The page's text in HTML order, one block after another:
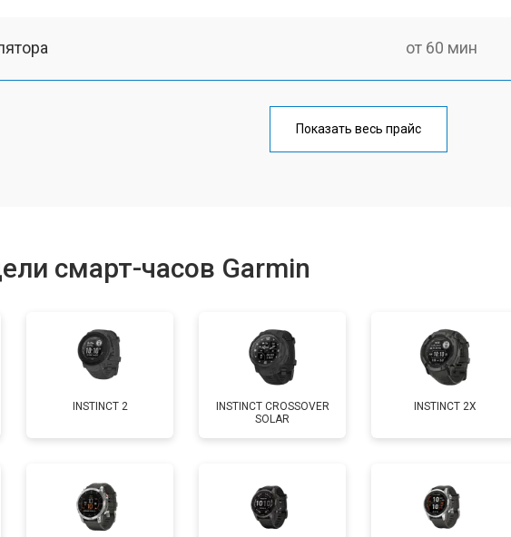
от 60 мин
от 40 мин
от 50 мин
Показать весь прайс
смарт-часов Garmin
INSTINCT 2
INSTINCT CROSSOVER
SOLAR
INSTINCT 2X